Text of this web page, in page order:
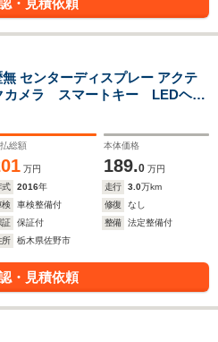
・見積依頼
センターディスプレー アクテ
カメラ スマートキー LEDヘッ
パドルシフト ETC 純正アルミ
総額
万円
本体価格
189.0 万円
式
2016年 走行 3.0万km
検
車検整備付 修復
なし
証
保証付 整備
法定整備付
所
栃木県佐野市
・見積依頼